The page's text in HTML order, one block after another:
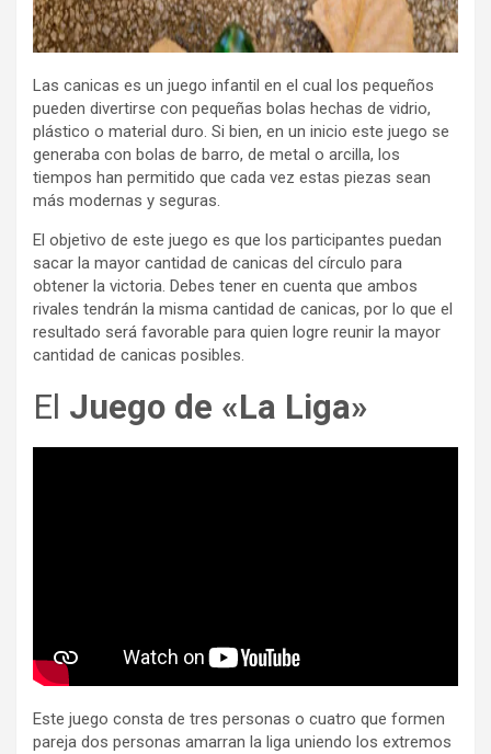
Las canicas es un juego infantil en el cual los pequeños
pueden divertirse con pequeñas bolas hechas de vidrio,
plástico o material duro. Si bien, en un inicio este juego se
generaba con bolas de barro, de metal o arcilla, los
tiempos han permitido que cada vez estas piezas sean
más modernas y seguras.
El objetivo de este juego es que los participantes puedan
sacar la mayor cantidad de canicas del círculo para
obtener la victoria. Debes tener en cuenta que ambos
rivales tendrán la misma cantidad de canicas, por lo que el
resultado será favorable para quien logre reunir la mayor
cantidad de canicas posibles.
El Juego de «La Liga»
Este juego consta de tres personas o cuatro que formen
pareja dos personas amarran la liga uniendo los extremos